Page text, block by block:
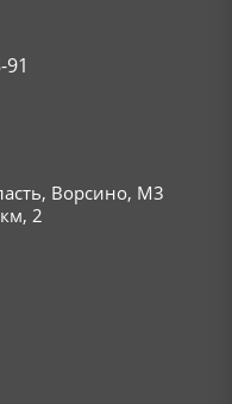
Ворсино, М3
2